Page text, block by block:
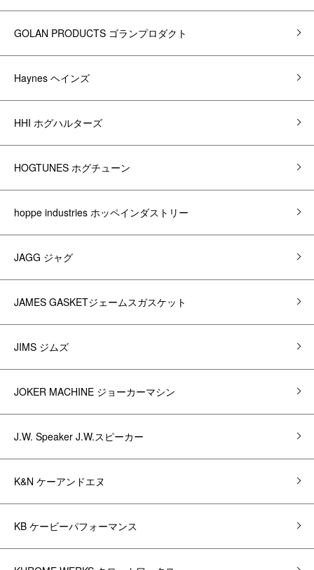
GOLAN PRODUCTS ゴランプロダクト
Haynes ヘインズ
HHI ホグハルターズ
HOGTUNES ホグチューン
hoppe industries ホッペインダストリー
JAGG ジャグ
JAMES GASKETジェームスガスケット
JIMS ジムズ
JOKER MACHINE ジョーカーマシン
J.W. Speaker J.W.スピーカー
K&N ケーアンドエヌ
KB ケービーパフォーマンス